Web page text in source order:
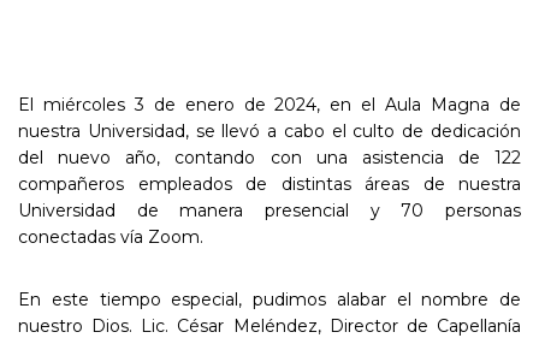
El miércoles 3 de enero de 2024, en el Aula Magna de
nuestra Universidad, se llevó a cabo el culto de dedicación
del nuevo año, contando con una asistencia de 122
compañeros empleados de distintas áreas de nuestra
Universidad de manera presencial y 70 personas
conectadas vía Zoom.
En este tiempo especial, pudimos alabar el nombre de
nuestro Dios. Lic. César Meléndez, Director de Capellanía